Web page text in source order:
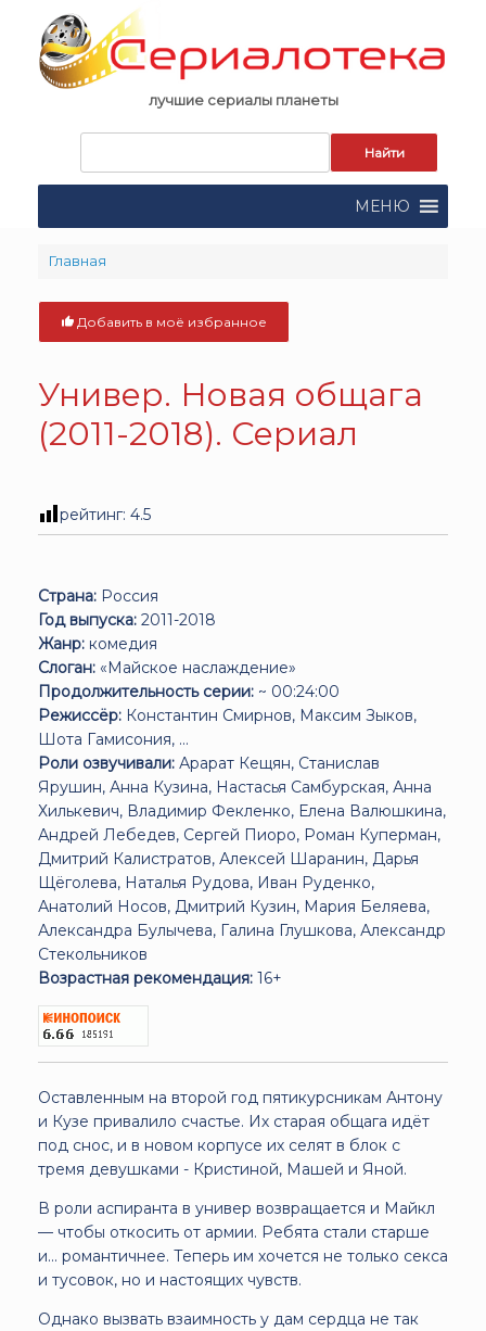
content
лучшие сериалы планеты
поиска:
МЕНЮ
Главная
Добавить в моё избранное
Универ. Новая общага
(2011-2018). Сериал
рейтинг: 4.5
Страна: Россия
Год выпуска: 2011-2018
Жанр: комедия
Слоган: «Майское наслаждение»
Продолжительность серии: ~ 00:24:00
Режиссёр: Константин Смирнов, Максим Зыков,
Шота Гамисония, ...
Роли озвучивали: Арарат Кещян, Станислав
Ярушин, Анна Кузина, Настасья Самбурская, Анна
Хилькевич, Владимир Фекленко, Елена Валюшкина,
Андрей Лебедев, Сергей Пиоро, Роман Куперман,
Дмитрий Калистратов, Алексей Шаранин, Дарья
Щёголева, Наталья Рудова, Иван Руденко,
Анатолий Носов, Дмитрий Кузин, Мария Беляева,
Александра Булычева, Галина Глушкова, Александр
Стекольников
Возрастная рекомендация: 16+
Оставленным на второй год пятикурсникам Антону
и Кузе привалило счастье. Их старая общага идёт
под снос, и в новом корпусе их селят в блок с
тремя девушками - Кристиной, Машей и Яной.
В роли аспиранта в универ возвращается и Майкл
— чтобы откосить от армии. Ребята стали старше
и... романтичнее. Теперь им хочется не только секса
и тусовок, но и настоящих чувств.
Однако вызвать взаимность у дам сердца не так